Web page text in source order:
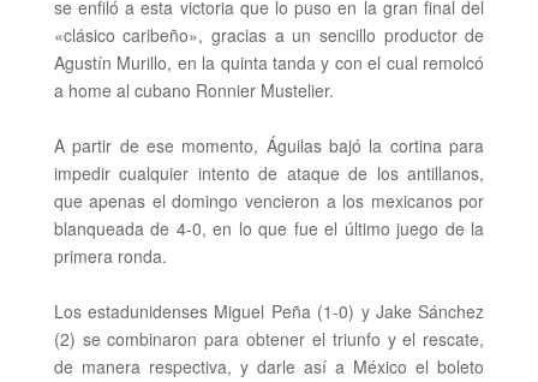
se enfiló a esta victoria que lo puso en la gran final del
«clásico caribeño», gracias a un sencillo productor de
Agustín Murillo, en la quinta tanda y con el cual remolcó
a home al cubano Ronnier Mustelier.
A partir de ese momento, Águilas bajó la cortina para
impedir cualquier intento de ataque de los antillanos,
que apenas el domingo vencieron a los mexicanos por
blanqueada de 4-0, en lo que fue el último juego de la
primera ronda.
Los estadunidenses Miguel Peña (1-0) y Jake Sánchez
(2) se combinaron para obtener el triunfo y el rescate,
de manera respectiva, y darle así a México el boleto